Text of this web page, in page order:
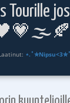
Tourille